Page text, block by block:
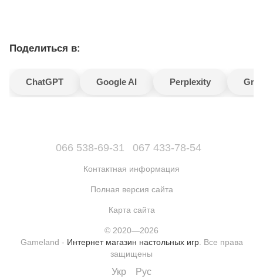
Поделиться в:
ChatGPT Google AI Perplexity
066 538-69-31 067 433-78-54
Контактная информация
Полная версия сайта
Карта сайта
© 2020—2026
Gameland - Интернет магазин настольных игр. Все права
защищены
Укр Рус